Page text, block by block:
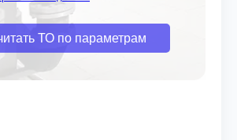
ТО по параметрам